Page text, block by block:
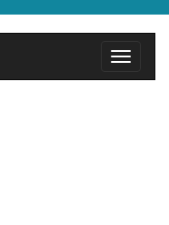
Toggle